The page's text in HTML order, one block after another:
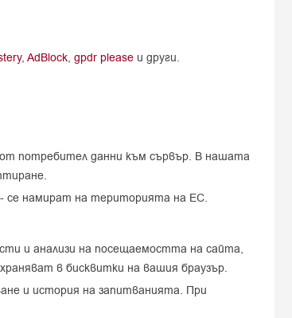
, AdBlock, gpdr please и други.
от потребител данни към сървър. В нашата
се намират на територията на ЕС.
и анализи на посещаемостта на сайта,
в бисквитки на вашия браузър.
и история на запитванията. При